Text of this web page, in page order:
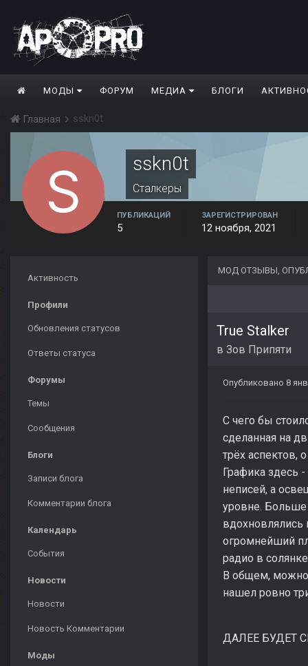
МОДЫ ФОРУМ МЕДИА БЛОГИ
Главная sskn0t
sskn0t
Сталкеры
ПУБЛИКАЦИЙ
5
ЗАРЕГИСТРИРОВАН
12 ноября, 2021
Активность
Профили
Обновления статусов
Ответы статуса
Форумы
Темы
Сообщения
Блоги
Записи блога
Комментарии блога
Календарь
События
Новости
Новости
Новость Комментарии
Моды
МОД ОТЗЫВЫ,
True Stalker
в Зов Припяти
Опубликовано 8
С чего бы
сделанная на
трёх аспектов,
Графика здесь
неписей, а
уровне. Больше
вдохновлялись
огромнейший
радио в
В общем, можно
нашел ровно
ДАЛЕЕ БУДЕТ